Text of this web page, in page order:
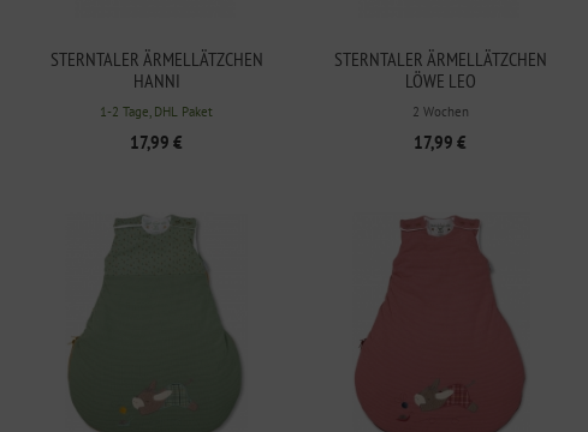
STERNTALER ÄRMELLÄTZCHEN
HANNI
1-2 Tage, DHL Paket
17,99 €
STERNTALER ÄRMELLÄTZCHEN
LÖWE LEO
2 Wochen
17,99 €